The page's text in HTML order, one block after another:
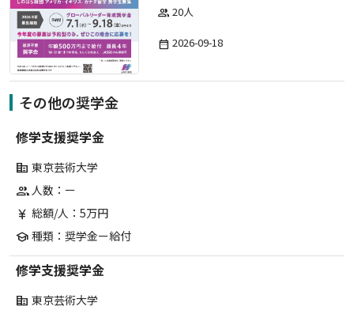
group 20人
date_range 2026-09-18
その他の奨学金
修学支援奨学金
corporate_fare 東京芸術大学
group人数：ー
currency_yen 総額/人：5万円
school 種類：奨学金ー給付
修学支援奨学金
corporate_fare 東京芸術大学